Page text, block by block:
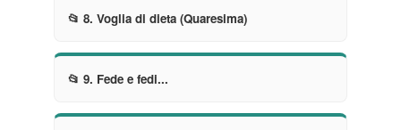
📂 8. Voglia di dieta (Quaresima)
📂 9. Fede e fedi...